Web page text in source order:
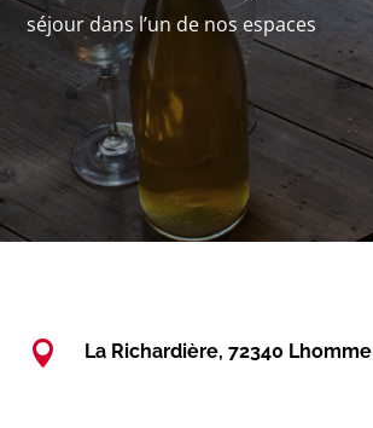
séjour dans l’un de nos espaces
 La Richardière, 72340 Lhomme